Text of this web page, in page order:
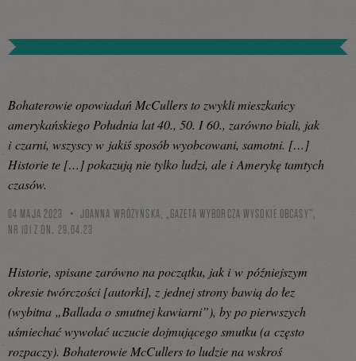
Bohaterowie opowiadań McCullers to zwykli mieszkańcy
amerykańskiego Południa lat 40., 50. I 60., zarówno biali, jak
i czarni, wszyscy w jakiś sposób wyobcowani, samotni. […]
Historie te […] pokazują nie tylko ludzi, ale i Amerykę tamtych
czasów.
04 MAJA 2023
JOANNA WRÓŻYŃSKA, „GAZETA WYBORCZA WYSOKIE OBCASY”,
NR 101 Z DN. 29.04.23
Historie, spisane zarówno na początku, jak i w późniejszym
okresie twórczości [autorki], z jednej strony bawią do łez
(wybitna „Ballada o smutnej kawiarni”), by po pierwszych
uśmiechać wywołać uczucie dojmującego smutku (a często
rozpaczy). Bohaterowie McCullers to ludzie na wskroś